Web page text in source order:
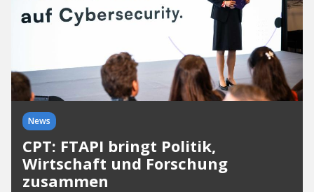
News
CPT: FTAPI bringt Politik,
Wirtschaft und Forschung
zusammen